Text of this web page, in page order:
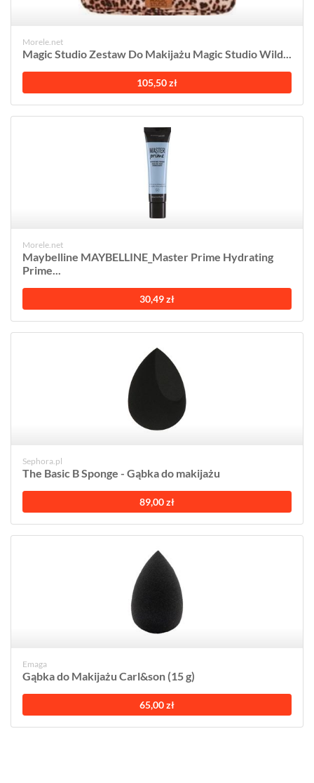
Morele.net
Magic Studio Zestaw Do Makijażu Magic Studio Wild...
105,50 zł
Morele.net
Maybelline MAYBELLINE_Master Prime Hydrating
Prime...
30,49 zł
Sephora.pl
The Basic B Sponge - Gąbka do makijażu
89,00 zł
Emaga
Gąbka do Makijażu Carl&son (15 g)
65,00 zł